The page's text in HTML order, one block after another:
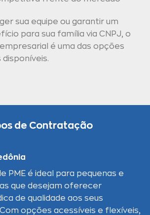
sua equipe ou garantir um
para sua família via CNPJ, o
é uma das opções
disponíveis.
de Contratação
PME é ideal para pequenas e
que desejam oferecer
de qualidade aos seus
opções acessíveis e flexíveis,